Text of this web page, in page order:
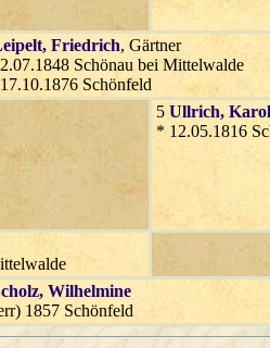
, Friedrich, Gärtner
Schönau bei Mittelwalde
17.10.1876 Schönfeld
5 Ullrich,
* 12.05.1816
, Wilhelmine
1857 Schönfeld